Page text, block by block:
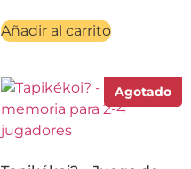
Añadir al carrito
Agotado